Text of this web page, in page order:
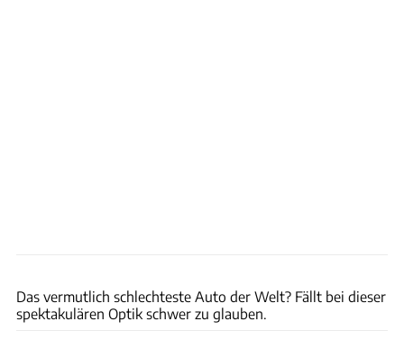
Das vermutlich schlechteste Auto der Welt? Fällt bei dieser
spektakulären Optik schwer zu glauben.